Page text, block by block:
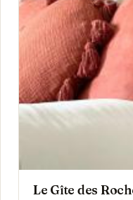
Le Gîte des